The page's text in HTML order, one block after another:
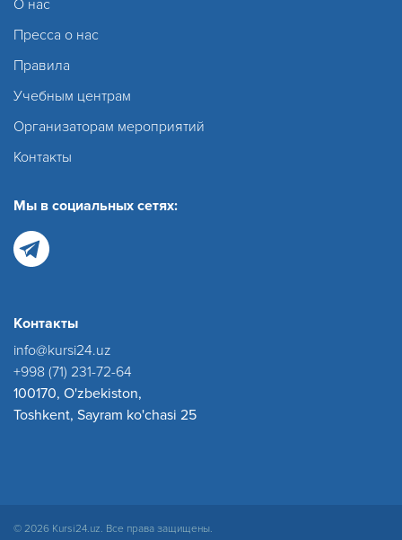
О нас
Пресса о нас
Правила
Учебным центрам
Организаторам мероприятий
Контакты
Мы в социальных сетях:
Контакты
info@kursi24.uz
+998 (71) 231-72-64
100170, O'zbekiston,
Toshkent, Sayram ko'chasi 25
© 2026 Kursi24.uz. Все права защищены.